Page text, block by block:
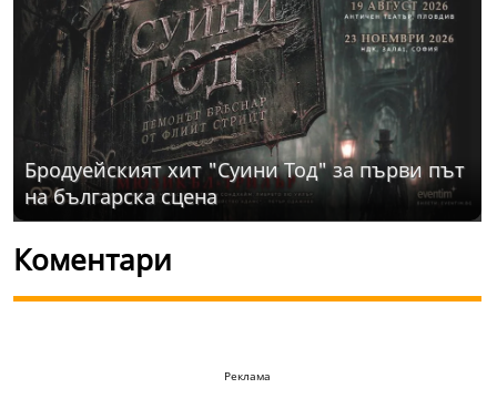
Бродуейският хит "Суини Тод" за първи път
на българска сцена
Коментари
Реклама